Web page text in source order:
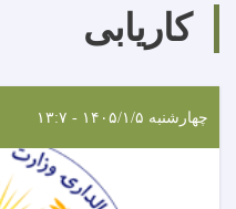
کاریابی
چهارشنبه ۱۴۰۵/۱/۵ - ۱۳:۷